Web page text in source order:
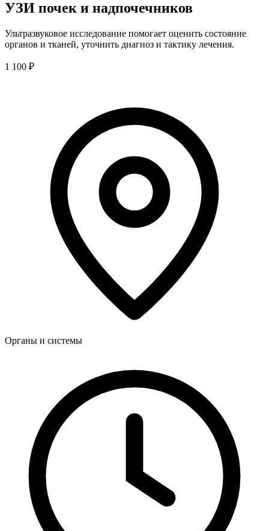
УЗИ почек и надпочечников
Ультразвуковое исследование помогает оценить состояние
органов и тканей, уточнить диагноз и тактику лечения.
1 100 ₽
Органы и системы